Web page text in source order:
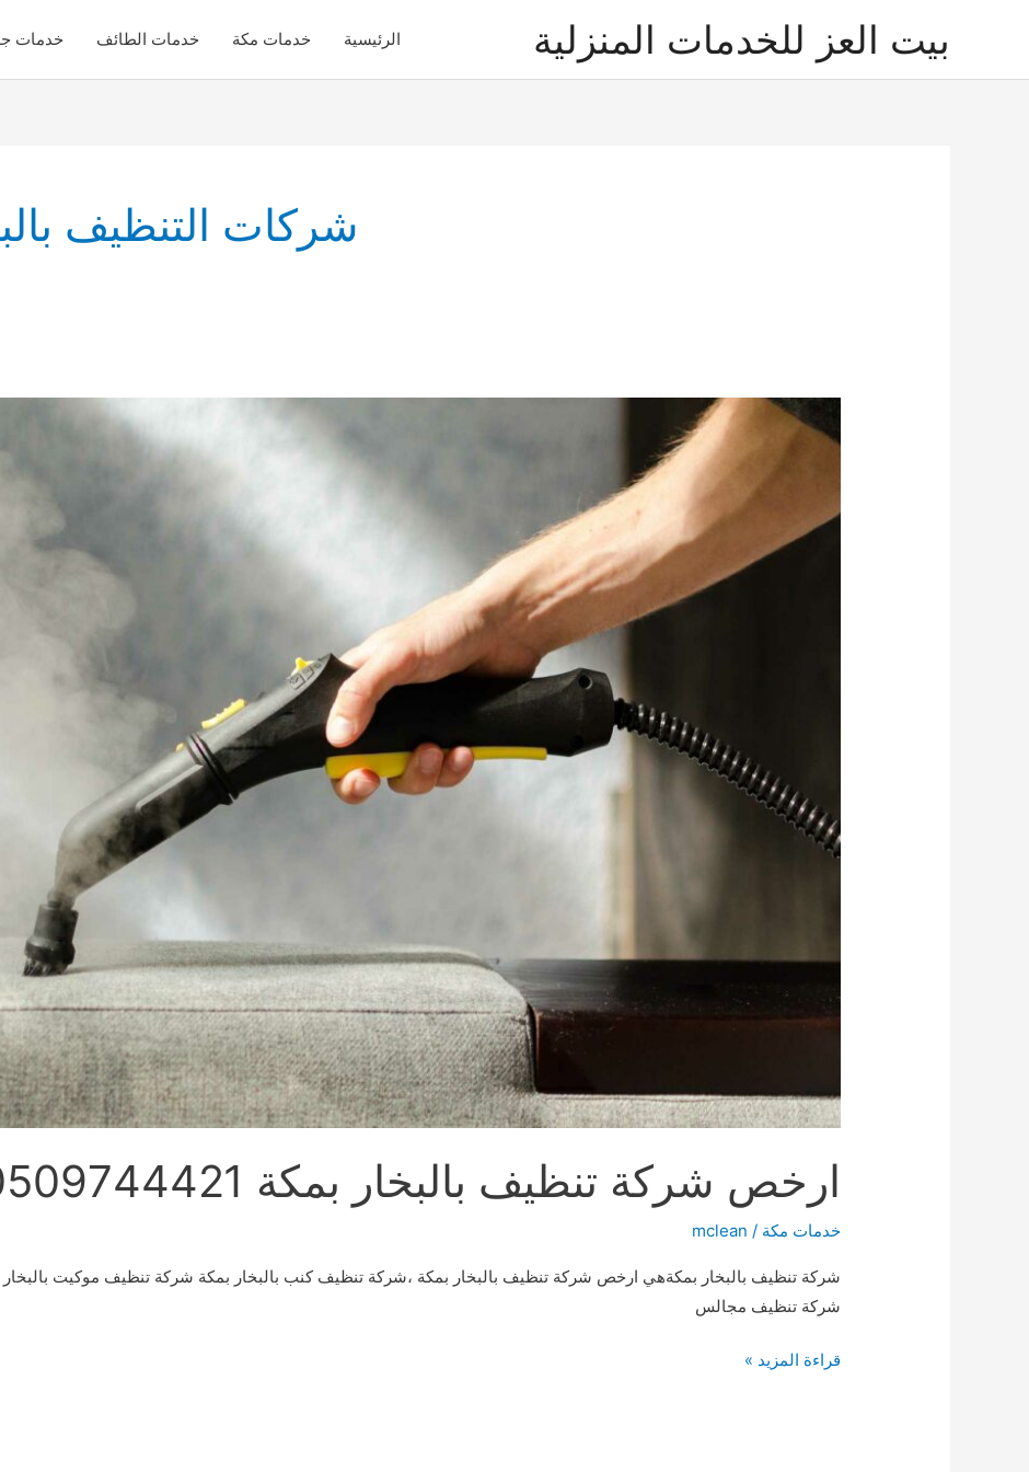
بيت العز للخدمات المنزلية الرئيسية خدمات مكة خدمات الطائف خدمات
شركات التنظيف
ارخص شركة تنظيف بالبخار بمكة 0509744421
خدمات مكة /
mclean
شركة تنظيف بالبخار بمكةهي ارخص شركة تنظيف بالبخار بمكة ،شركة تنظيف كنب بالبخار بمكة شركة تنظيف موكيت
شركة تنظيف مجالس
ارخص
قراءة المزيد »